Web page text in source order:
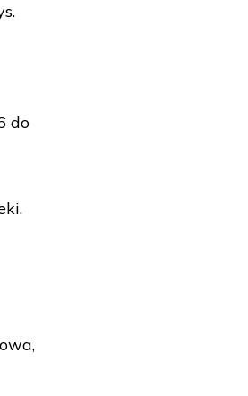
do